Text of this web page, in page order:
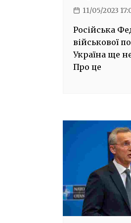
11/05/2023
Російська
військової
Україна ще
Про це